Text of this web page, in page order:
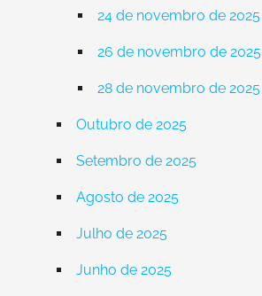
24 de novembro de 2025
26 de novembro de 2025
28 de novembro de 2025
Outubro de 2025
Setembro de 2025
Agosto de 2025
Julho de 2025
Junho de 2025